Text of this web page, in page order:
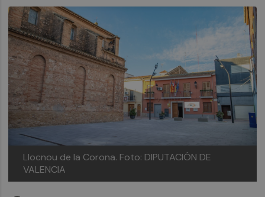
Llocnou de la Corona. Foto: DIPUTACIÓN DE
VALENCIA